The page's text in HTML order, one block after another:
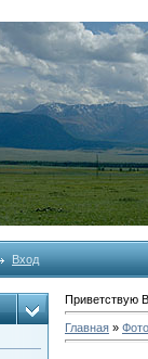
Вход
Приветствую
Главная»